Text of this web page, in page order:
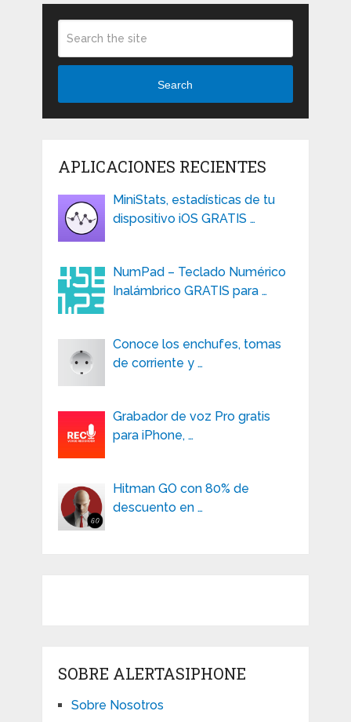
Search
APLICACIONES RECIENTES
MiniStats, estadísticas de tu
dispositivo iOS GRATIS …
NumPad – Teclado Numérico
Inalámbrico GRATIS para …
Conoce los enchufes, tomas
de corriente y …
Grabador de voz Pro gratis
para iPhone, …
Hitman GO con 80% de
descuento en …
SOBRE ALERTASIPHONE
Sobre Nosotros